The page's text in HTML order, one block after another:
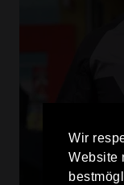
Wir
Website